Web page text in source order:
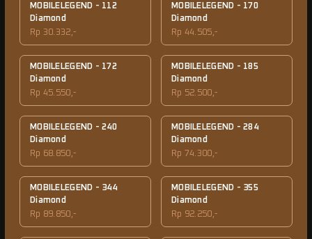
MOBILELEGEND - 112
Diamond
Rp 30.332,-
MOBILELEGEND - 170
Diamond
Rp 44.505,-
MOBILELEGEND - 172
Diamond
Rp 45.550,-
MOBILELEGEND - 185
Diamond
Rp 52.500,-
MOBILELEGEND - 240
Diamond
Rp 68.850,-
MOBILELEGEND - 284
Diamond
Rp 74.300,-
MOBILELEGEND - 344
Diamond
Rp 89.850,-
MOBILELEGEND - 355
Diamond
Rp 92.250,-